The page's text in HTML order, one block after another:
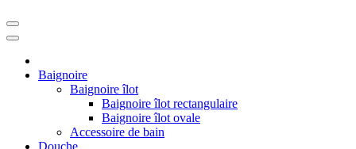
Baignoire
Baignoire îlot
Baignoire îlot rectangulaire
Baignoire îlot ovale
Accessoire de bain
Douche